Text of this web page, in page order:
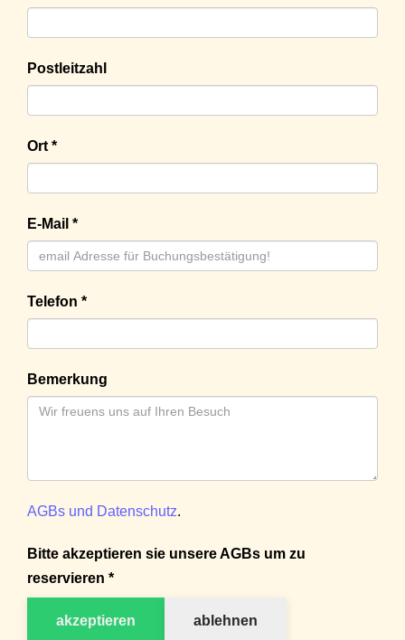
Postleitzahl
Ort *
E-Mail *
Telefon *
Bemerkung
AGBs und Datenschutz.
Bitte akzeptieren sie unsere AGBs um zu
reservieren *
akzeptieren ablehnen